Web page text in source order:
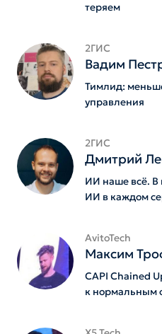
теряем
2ГИС
Вадим
Тимлид:
управления
2ГИС
Дмитрий
ИИ наше всё.
ИИ в каждом
AvitoTech
Максим
CAPI Chained
к нормальным